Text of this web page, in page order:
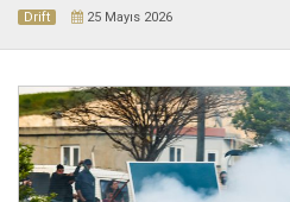
Drift 25 Mayıs 2026